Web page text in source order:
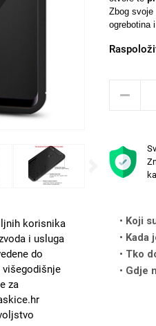
Next
korisnika
i usluga
do
višegodišnje
za
Zbog svoje
ogrebotina
Koji
Kada
Tko
Gdje